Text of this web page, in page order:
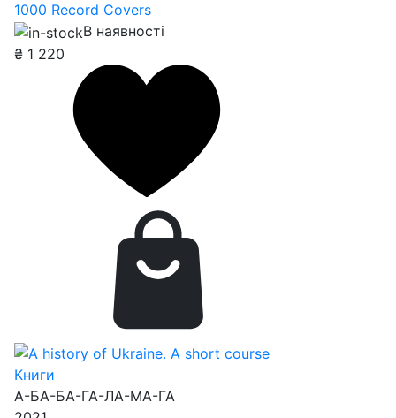
1000 Record Covers
В наявності
₴ 1 220
Книги
А-БА-БА-ГА-ЛА-МА-ГА